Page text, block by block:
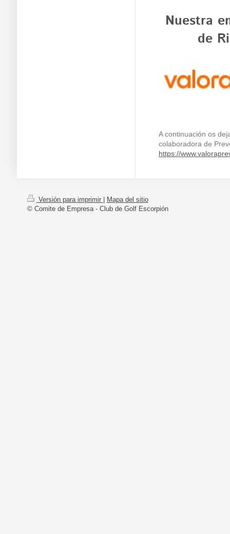
Nuestra
de
A continuación os
colaboradora de
https://
Versión para imprimir
Mapa del sitio
© Comite de Empresa - Club de Golf Escorpión